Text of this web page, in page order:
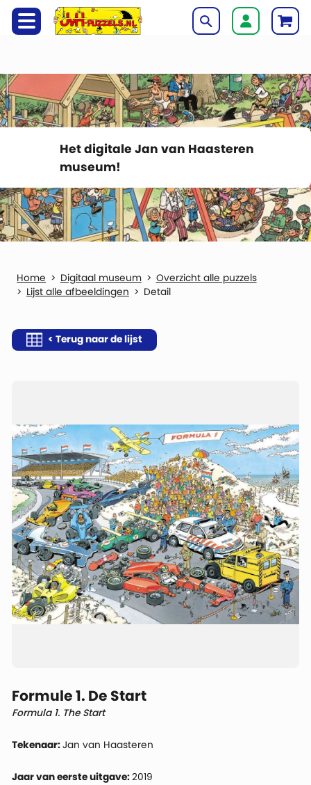
Het digitale Jan van Haasteren
museum!
Digitaal museum
Overzicht alle puzzels
Lijst alle afbeeldingen
Detail
< Terug naar de lijst
Formule 1. De Start
Formula 1. The Start
Tekenaar:Jan van Haasteren
Jaar van eerste uitgave:2019